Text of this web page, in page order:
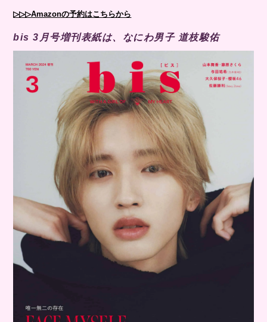
▷▷▷Amazonの予約はこちらから
bis 3月号増刊表紙は、なにわ男⼦ 道枝駿佑